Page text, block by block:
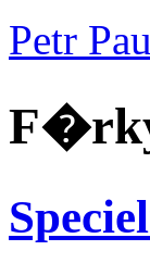
Petr